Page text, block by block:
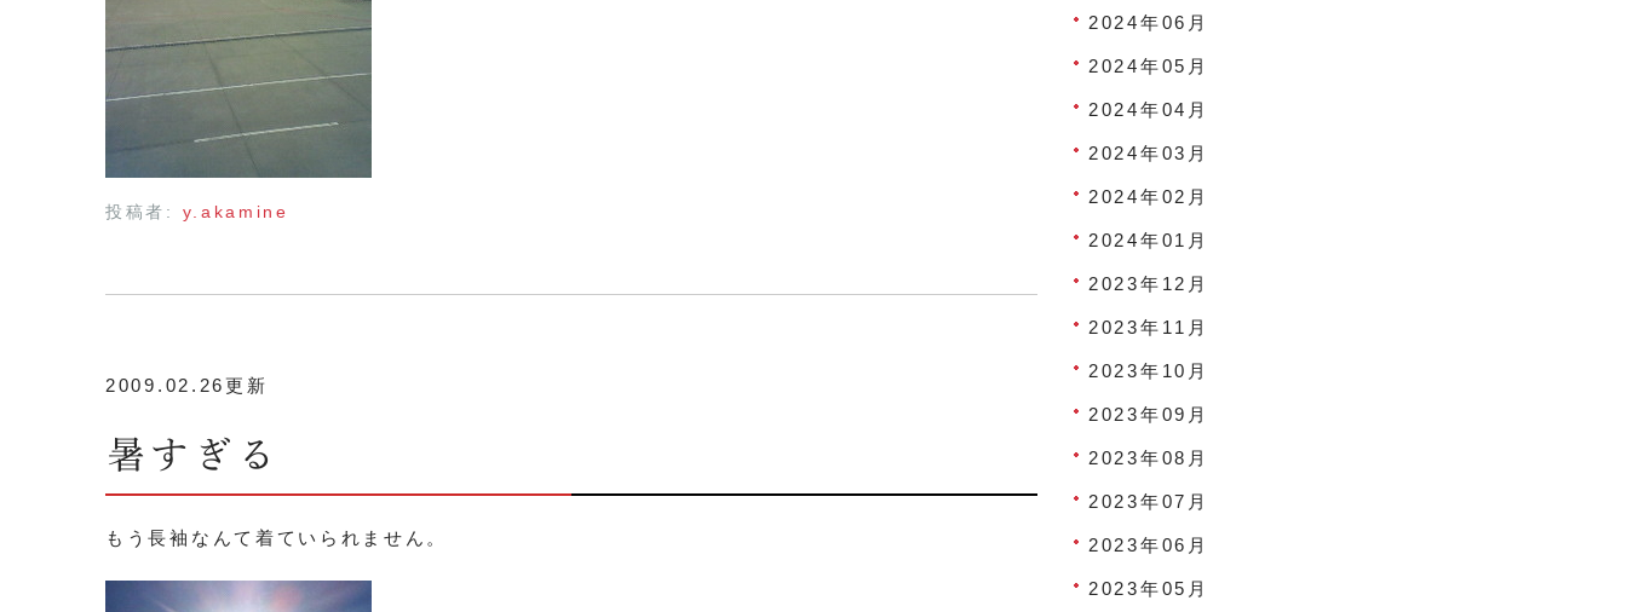
投稿者: y.akamine
2009.02.26更新
暑すぎる
もう長袖なんて着ていられません。
2024年06月
2024年05月
2024年04月
2024年03月
2024年02月
2024年01月
2023年12月
2023年11月
2023年10月
2023年09月
2023年08月
2023年07月
2023年06月
2023年05月